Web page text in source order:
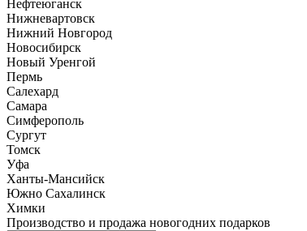
Нефтеюганск
Нижневартовск
Нижний Новгород
Новосибирск
Новый Уренгой
Пермь
Салехард
Самара
Симферополь
Сургут
Томск
Уфа
Ханты-Мансийск
Южно Сахалинск
Химки
Производство и продажа новогодних подарков